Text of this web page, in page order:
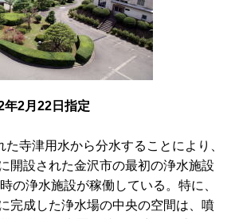
年2月22日指定
寺津用水から分水することにより、
開設された金沢市の最初の浄水施設
の浄水施設が稼働している。特に、
完成した浄水場の中央の空間は、噴